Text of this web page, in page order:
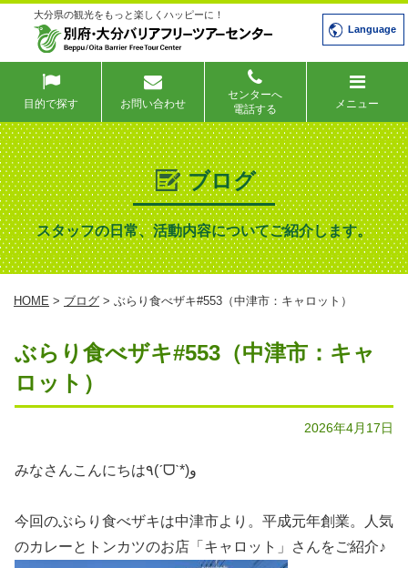
大分県の観光をもっと楽しくハッピーに！
Language
目的で探す お問い合わせ
センターへ
電話する
メニュー
ブログ
スタッフの日常、活動内容についてご紹介します。
HOME > ブログ > ぶらり食べザキ#553（中津市：キャロット）
ぶらり食べザキ#553（中津市：キャ
ロット）
2026年4月17日
みなさんこんにちは٩(ˊᗜˋ*)و
今回のぶらり食べザキは中津市より。平成元年創業。人気
のカレーとトンカツのお店「キャロット」さんをご紹介♪